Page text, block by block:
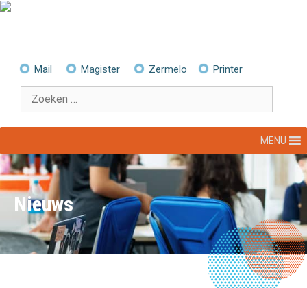
Ga
Mail Magister Zermelo Printer
Zoek
naar:
MENU
Nieuws